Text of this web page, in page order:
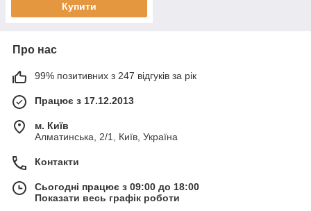
Купити
Про нас
99% позитивних з 247 відгуків за рік
Працює з 17.12.2013
м. Київ
Алматинська, 2/1, Київ, Україна
Контакти
Сьогодні працює з 09:00 до 18:00
Показати весь графік роботи